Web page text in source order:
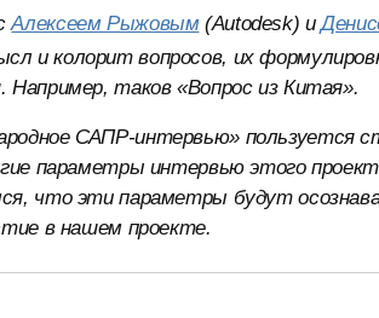
Алексеем Рыжовым(Autodesk) и
и колорит вопросов, их
Например, таков «Вопрос из Китая».
САПР-интервью» пользуется
параметры интервью этого
что эти параметры будут
в нашем проекте.